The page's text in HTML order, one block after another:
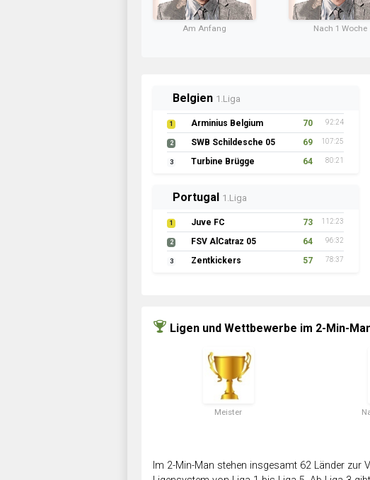
Am Anfang Nach 1 Woche
Belgien 1.Liga
1 Arminius Belgium 70 92:24
2 SWB Schildesche 05 69 107:25
3 Turbine Brügge 64 80:21
Portugal 1.Liga
1 Juve FC 73 112:23
2 FSV AlCatraz 05 64 96:32
3 Zentkickers 57 78:37
Ligen und Wettbewerbe im 2-Min-
Meister
Im 2-Min-Man stehen insgesamt 62 Länder zur